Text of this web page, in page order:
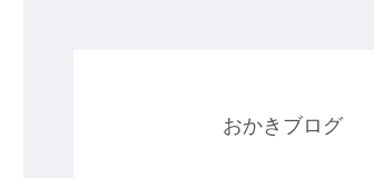
おかきブログ